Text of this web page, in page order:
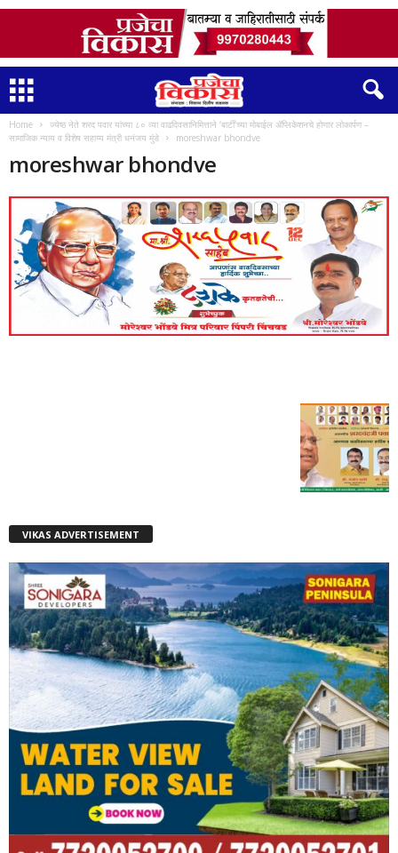
Home
ज्येष्ठ नेते शरद पवार यांच्या ८० व्या वाढदिवसानिमित्ताने ‘बार्टी’च्या मोबाईल ॲप्लिकेशनचे होणार लोकार्पण –
सामाजिक न्याय व विशेष सहाय्य मंत्री धनंजय मुंडे
moreshwar bhondve
moreshwar bhondve
VIKAS ADVERTISEMENT